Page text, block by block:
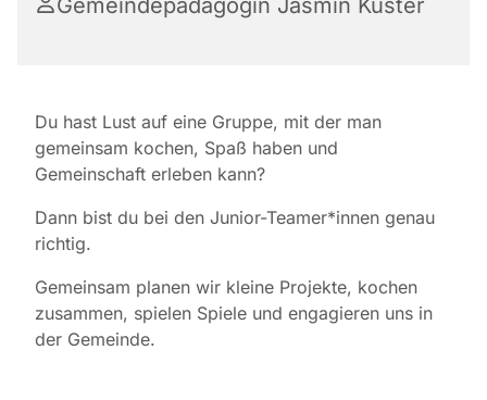
Gemeindepädagogin Jasmin Küster
Du hast Lust auf eine Gruppe, mit der man
gemeinsam kochen, Spaß haben und
Gemeinschaft erleben kann?
Dann bist du bei den Junior-Teamer*innen genau
richtig.
Gemeinsam planen wir kleine Projekte, kochen
zusammen, spielen Spiele und engagieren uns in
der Gemeinde.